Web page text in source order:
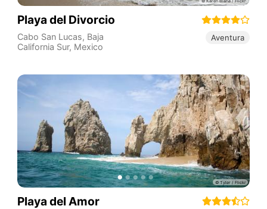
Playa del Divorcio
Cabo San Lucas, Baja
California Sur, Mexico
Aventura
Playa del Amor